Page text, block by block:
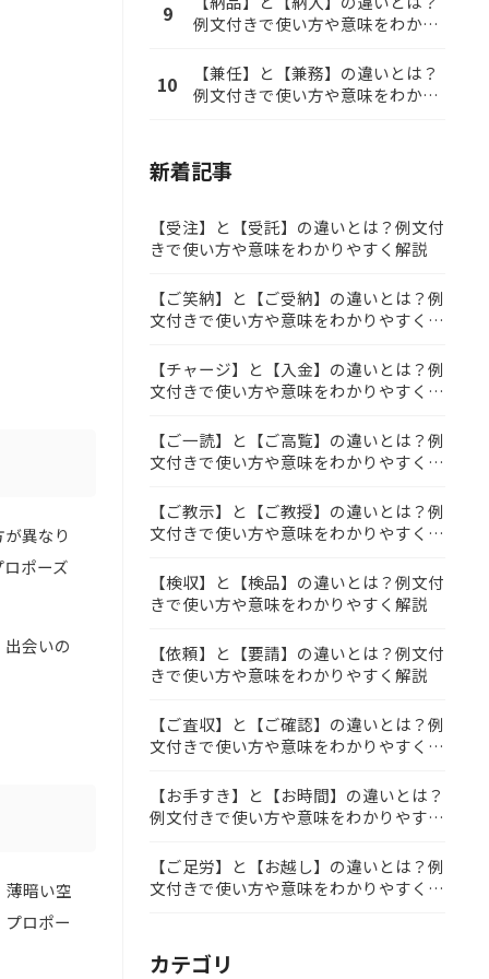
異なり
ポーズ
会いの
薄暗い空
ロポー
9
例文付きで使い方や意味をわかり
10
【兼任】と【兼務】の違いとは？
例文付きで使い方や意味をわかり
新着記事
【受注】と【受託】の違いとは？例文付
きで使い方や意味をわかりやすく解説
【ご笑納】と【ご受納】の違いとは？例
文付きで使い方や意味をわかりやすく解
【チャージ】と【入金】の違いとは？例
文付きで使い方や意味をわかりやすく解
【ご一読】と【ご高覧】の違いとは？例
文付きで使い方や意味をわかりやすく解
【ご教示】と【ご教授】の違いとは？例
文付きで使い方や意味をわかりやすく解
【検収】と【検品】の違いとは？例文付
きで使い方や意味をわかりやすく解説
【依頼】と【要請】の違いとは？例文付
きで使い方や意味をわかりやすく解説
【ご査収】と【ご確認】の違いとは？例
文付きで使い方や意味をわかりやすく解
【お手すき】と【お時間】の違いとは？
例文付きで使い方や意味をわかりやすく
【ご足労】と【お越し】の違いとは？例
文付きで使い方や意味をわかりやすく解
カテゴリ